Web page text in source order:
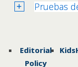
Pruebas
Editorial
Policy